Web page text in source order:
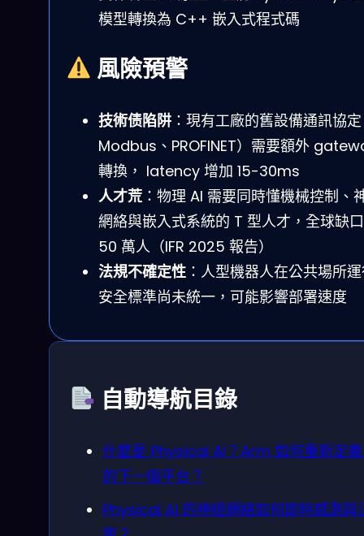
模型轉換為 C++ 嵌入式程式碼
風險預警
技術债陷阱 ：現有工廠的舊設備通訊協
Modbus、PROFINET）需要額外
轉換， latency 增加 15-30ms
人才荒 ：物理 AI 需要同時懂機械控制、
網絡與嵌入式系統的 T 型人才，全球缺
50 萬人（IFR 2025 報告）
法規不確定性 ：人型機器人在公共場所
安全標準尚未統一，可能影響部署速度
自動導航目錄
什麼是 Physical AI？Arm 如何重新定
的下一個平台？
Physical AI 的神經網絡如何即時感測與